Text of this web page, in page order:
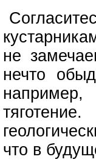
не
нечто
что в